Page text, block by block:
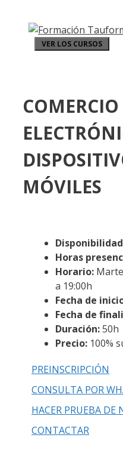
VER LOS CURSOS
COMERCIO
MÓVILES
Horas
Horario:
a 19:00h
Fecha de
Fecha de
Duración:50h
Precio: 100%
PREINSCRIPCIÓN
CONSULTA POR
HACER PRUEBA DE
CONTACTAR